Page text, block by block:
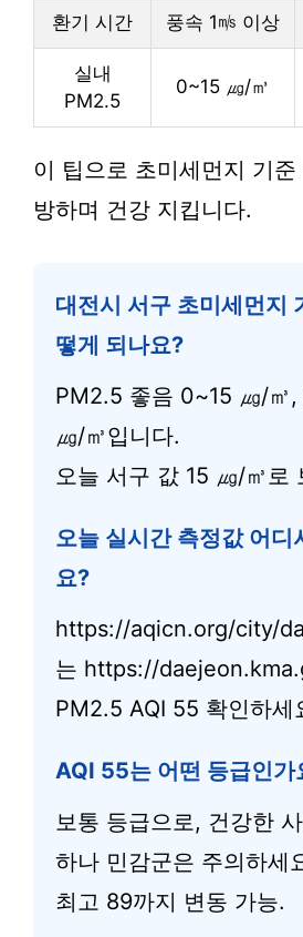
환기 시간 풍속 1㎧ 이상
실내
PM2.5
0~15 ㎍/㎥
이 팁으로 초미세먼지 기
방하며 건강 지킵니다.
대전시 서구 초미세먼지
떻게 되나요?
PM2.5 좋음 0~15 ㎍/㎥
㎍/㎥입니다.
오늘 서구 값 15 ㎍/㎥로
오늘 실시간 측정값 어디
요?
https://aqicn.org/city/
는 https://
PM2.5 AQI 55 확인하세
AQI 55는 어떤 등급인가
보통 등급으로, 건강한
하나 민감군은 주의하세
최고 89까지 변동 가능.